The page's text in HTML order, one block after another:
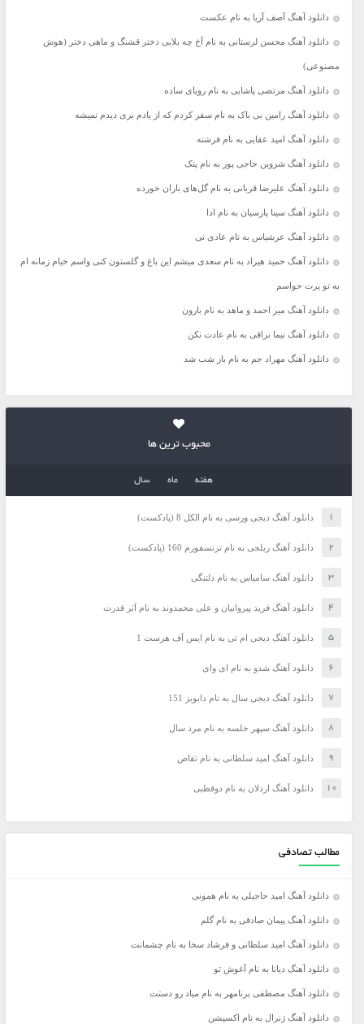
دانلود آهنگ آصف آریا به نام عکست
دانلود آهنگ محسن لرستانی به نام آخ چه بلایی دختر قشنگ و ماهی دختر (هوش
مصنوعی)
دانلود آهنگ مرتضی پاشایی به نام رویای ساده
دانلود آهنگ رامین بی باک به نام سفر کردم که از یادم بری دیدم نمیشه
دانلود آهنگ امید عقابی به نام فرشته
دانلود آهنگ شروین حاجی پور به نام پتک
دانلود آهنگ علیرضا قربانی به نام گل‌های باران خورده
دانلود آهنگ سینا پارسیان به نام ادا
دانلود آهنگ عرشیاس به نام عادی نی
دانلود آهنگ حمید هیراد به نام سعدی میشم این باغ و گلستون کنی واسم خیام زمانه ام
به تو پرت حواسم
دانلود آهنگ میر احمد و ماهد به نام بارون
دانلود آهنگ نیما نراقی به نام عادت نکن
دانلود آهنگ مهراد جم به نام باز شب شد
محبوب ترین ها
هفته ماه سال
دانلود آهنگ دیجی ورسی به نام الکل 8 (پادکست)
دانلود آهنگ ریلجی به نام ترنسفورم 160 (پادکست)
دانلود آهنگ سامیاس به نام دلتنگی
دانلود آهنگ فرید پیروانیان و علی محمدوند به نام اَبَر قدرت
دانلود آهنگ دیجی ام تی به نام ایس آف هرست 1
دانلود آهنگ شدو به نام ای وای
دانلود آهنگ دیجی سال به نام دابویز 151
دانلود آهنگ سپهر خلسه به نام مرد سال
دانلود آهنگ امید سلطانی به نام تقاص
دانلود آهنگ اردلان به نام دوقطبی
مطالب تصادفی
دانلود آهنگ امید حاجیلی به نام همونی
دانلود آهنگ پیمان صادقی به نام گلم
دانلود آهنگ امید سلطانی و فرشاد سخا به نام چشمانت
دانلود آهنگ دیانا به نام آغوش تو
دانلود آهنگ مصطفی برنامهر به نام میاد رو دستت
دانلود آهنگ ژنرال به نام اکسپشن